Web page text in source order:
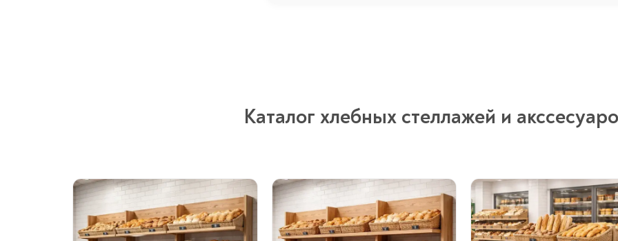
Каталог хлебных стеллажей и